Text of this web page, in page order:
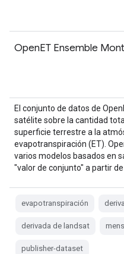
OpenET Ensemble
El conjunto de datos de
satélite sobre la cantidad
superficie terrestre a la
evapotranspiración (ET).
varios modelos basados en
"valor de conjunto" a partir de
evapotranspiración
derivada de landsat
publisher-dataset